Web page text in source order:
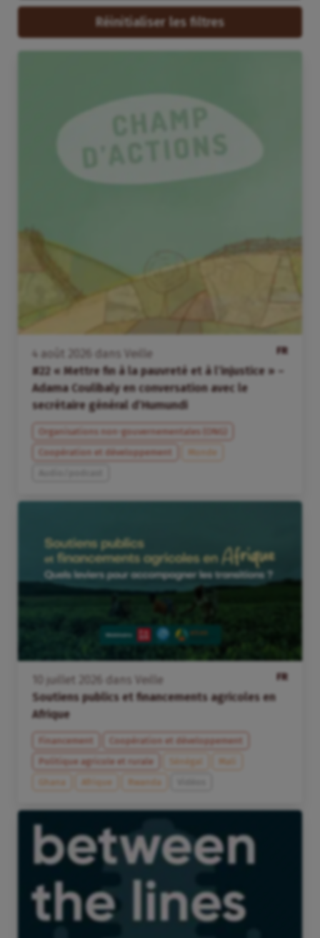
Réinitialiser les filtres
FR
4 août dans
Veille
#22 « Mettre fin à la pauvreté et à l’injustice » –
Adama Coulibaly en conversation avec le
secrétaire général d’Humundi
Organisations non-gouvernementales (ONG)
Coopération et développement
Monde
FR
juillet dans
Veille
Soutiens publics et financements agricoles en
Afrique
Financement
Coopération et développement
Politique agricole et rurale
Sénégal
Mali
Ghana
Afrique Rwanda